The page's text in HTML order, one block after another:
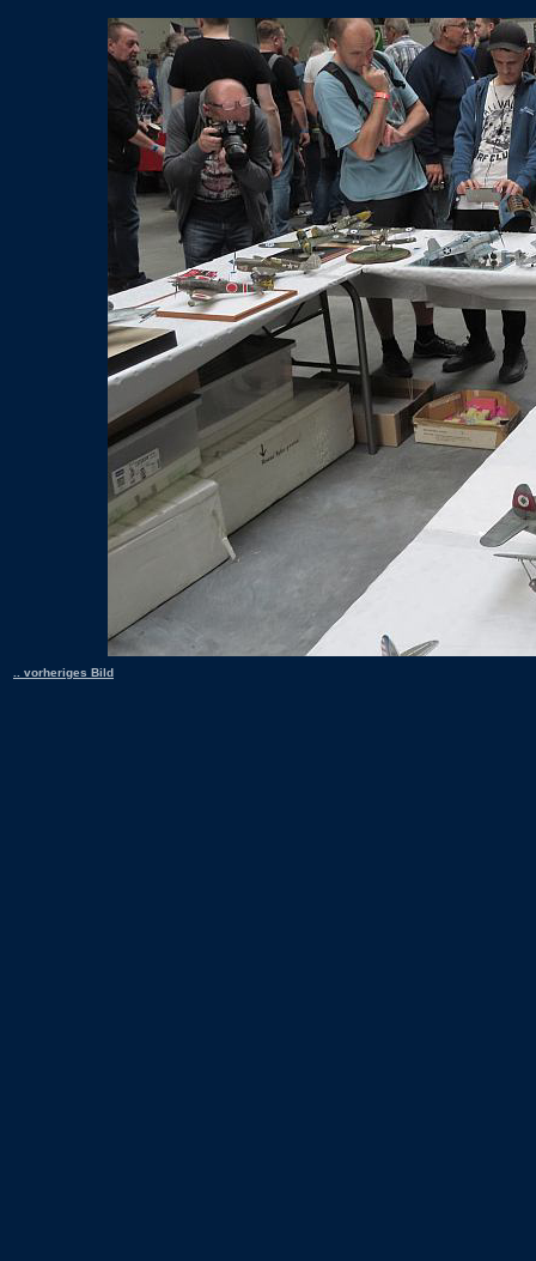
.. vorheriges Bild